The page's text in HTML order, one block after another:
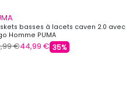
basses à lacets caven 2.0 avec
Homme PUMA
€44,99 € 35%